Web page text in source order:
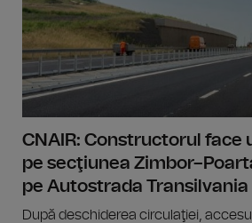
CNAIR: Constructorul face
pe secţiunea
pe Autostrada Transilvania
După deschiderea circulaţiei,